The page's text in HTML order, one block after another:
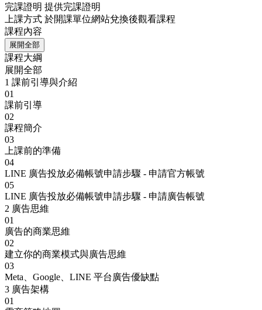
完課證明 提供完課證明
上課方式 於開課單位網站兌換後觀看課程
課程內容
展開全部
課程大綱
展開全部
1 課前引導與介紹
01
課前引導
02
課程簡介
03
上課前的準備
04
LINE 廣告投放必備帳號申請步驟 - 申請官方帳號
05
LINE 廣告投放必備帳號申請步驟 - 申請廣告帳號
2 廣告思維
01
廣告的商業思維
02
建立你的商業模式與廣告思維
03
Meta、Google、LINE 平台廣告優缺點
3 廣告架構
01